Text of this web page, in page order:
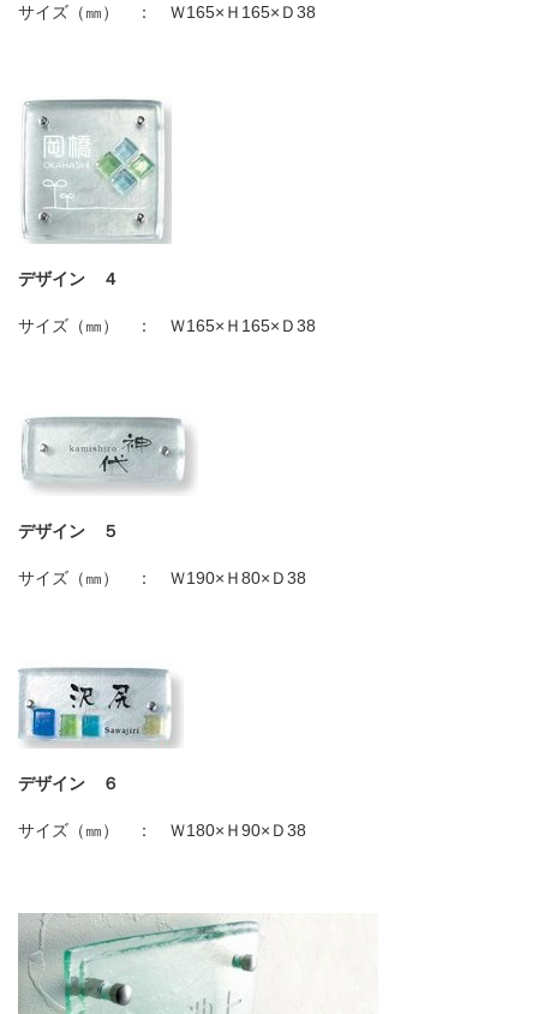
サイズ（㎜） ： Ｗ165× Ｈ 165× Ｄ38
デザイン ４
サイズ（㎜） ： Ｗ165× Ｈ 165× Ｄ38
デザイン ５
サイズ（㎜） ： Ｗ190× Ｈ80× Ｄ38
デザイン ６
サイズ（㎜） ： Ｗ180× Ｈ90× Ｄ38